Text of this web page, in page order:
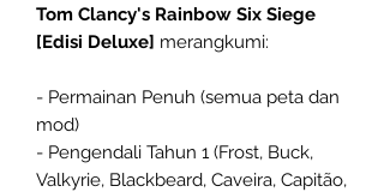
Tom Clancy's Rainbow Six Siege
[Edisi Deluxe] merangkumi:
- Permainan Penuh (semua peta dan
mod)
- Pengendali Tahun 1 (Frost, Buck,
Valkyrie, Blackbeard, Caveira, Capitão,